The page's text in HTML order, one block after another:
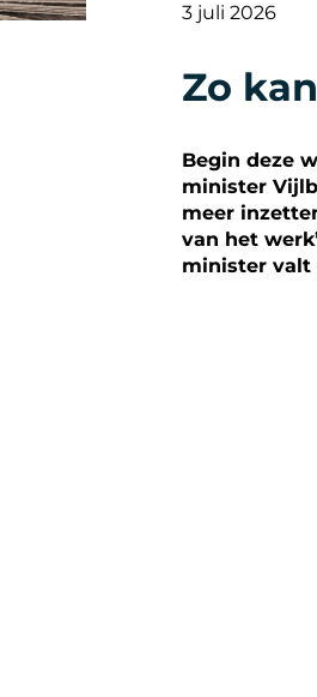
3 juli 2026
Zo
Begin deze
minister
meer
van het
minister valt